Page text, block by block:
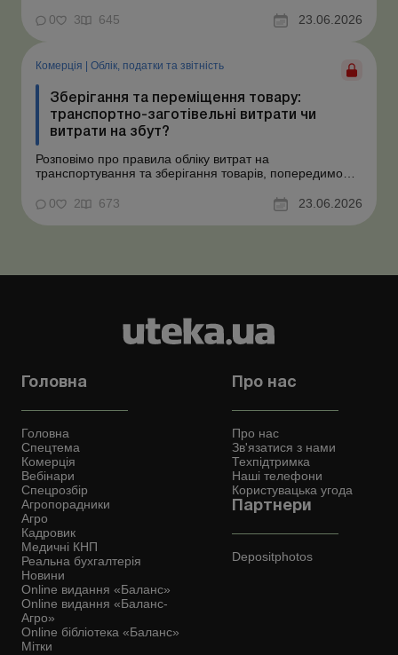
надамо рекомендації, як мінімізувати податкові ризики.
Проблемні витрати: податкові ризики та судова
практика Розуміємо ваші хвилювання через помилкове
неств...
0 3 645 23.06.2026
Комерція Облік, податки та звiтнiсть
Зберігання та переміщення товару:
транспортно-заготівельні витрати чи
витрати на збут?
Розповімо про правила обліку витрат на
транспортування та зберігання товарів, попередимо
нормативне обґрунтування. Проблемні витрати:
податкові ризики та судова практика Здавалось би, у
цьому питанні неоднозначності бути не може. Однак,
0 2 673 23.06.2026
Головна
Головна
Спецтема
Комерція
Вебінари
Спецрозбір
Агропорадники
Агро
Кадровик
Медичні КНП
Реальна бухгалтерія
Новини
Online видання «Баланс»
Online видання «Баланс-
Агро»
Online бібліотека «Баланс»
Мітки
Про нас
Про нас
Зв'язатися з нами
Техпідтримка
Наші телефони
Користувацька угода
Партнери
Depositphotos